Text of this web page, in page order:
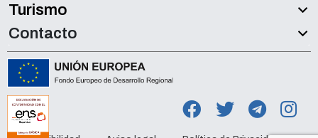
Turismo
Contacto